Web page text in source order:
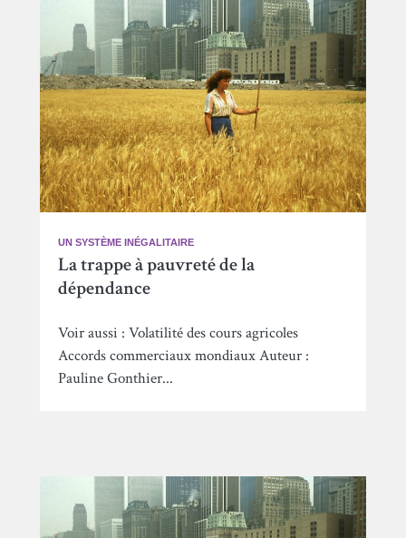
UN SYSTÈME INÉGALITAIRE
La trappe à pauvreté de la
dépendance
Voir aussi : Volatilité des cours agricoles
Accords commerciaux mondiaux Auteur :
Pauline Gonthier...